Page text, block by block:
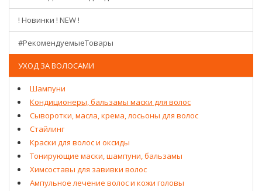
! Новинки ! NEW !
#РекомендуемыеТовары
УХОД ЗА ВОЛОСАМИ
Шампуни
Кондиционеры, бальзамы маски для волос
Сыворотки, масла, крема, лосьоны для волос
Стайлинг
Краски для волос и оксиды
Тонирующие маски, шампуни, бальзамы
Химсоставы для завивки волос
Ампульное лечение волос и кожи головы